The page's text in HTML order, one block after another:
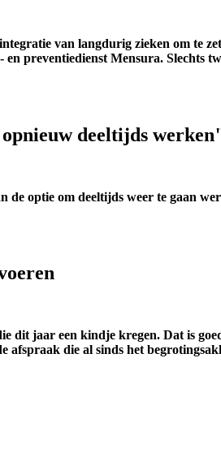
van langdurig zieken om te
preventiedienst Mensura. Slechts
deeltijds
optie om deeltijds weer te gaan
jaar een kindje kregen. Dat is
die al sinds het